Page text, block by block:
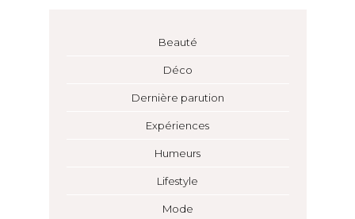
Beauté
Déco
Dernière parution
Expériences
Humeurs
Lifestyle
Mode